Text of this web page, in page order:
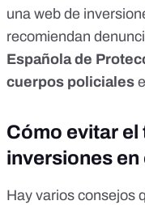
una web de
recomiendan
Española de
cuerpos policiales
Cómo evitar el
inversiones
Hay varios consejos